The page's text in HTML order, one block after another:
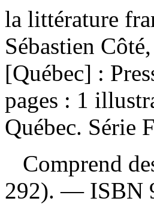
la littérature
Sébastien
[Québec] :
pages : 1
Québec. Série
Comprend
292). — ISBN